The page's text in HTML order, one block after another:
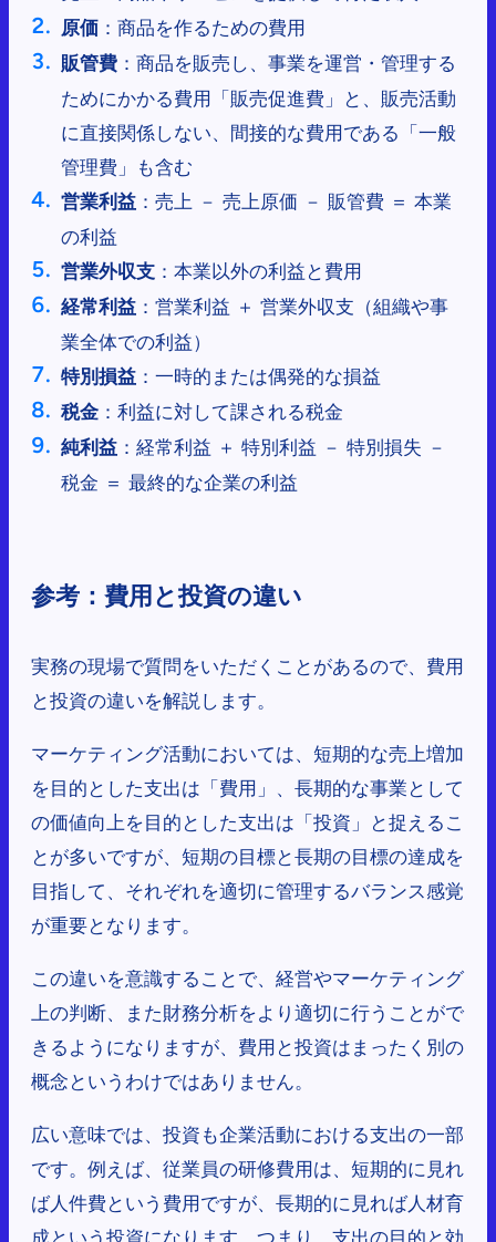
原価 ：商品を作るための費用
販管費 ：商品を販売し、事業を運営・管理する
ためにかかる費用「販売促進費」と、販売活動
に直接関係しない、間接的な費用である「一般
管理費」も含む
営業利益 ：売上 － 売上原価 － 販管費 ＝ 本業
の利益
営業外収支 ：本業以外の利益と費用
経常利益 ：営業利益 ＋ 営業外収支（組織や事
業全体での利益）
特別損益 ：一時的または偶発的な損益
税金 ：利益に対して課される税金
純利益 ：経常利益 ＋ 特別利益 － 特別損失 －
税金 ＝ 最終的な企業の利益
参考：費用と投資の違い
実務の現場で質問をいただくことがあるので、費用
と投資の違いを解説します。
マーケティング活動においては、短期的な売上増加
を目的とした支出は「費用」、長期的な事業として
の価値向上を目的とした支出は「投資」と捉えるこ
とが多いですが、短期の目標と長期の目標の達成を
目指して、それぞれを適切に管理するバランス感覚
が重要となります。
この違いを意識することで、経営やマーケティング
上の判断、また財務分析をより適切に行うことがで
きるようになりますが、費用と投資はまったく別の
概念というわけではありません。
広い意味では、投資も企業活動における支出の一部
です。例えば、従業員の研修費用は、短期的に見れ
ば人件費という費用ですが、長期的に見れば人材育
成という投資になります。つまり、支出の目的と効